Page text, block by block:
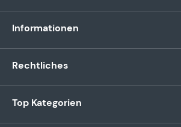
Informationen
Rechtliches
Top Kategorien